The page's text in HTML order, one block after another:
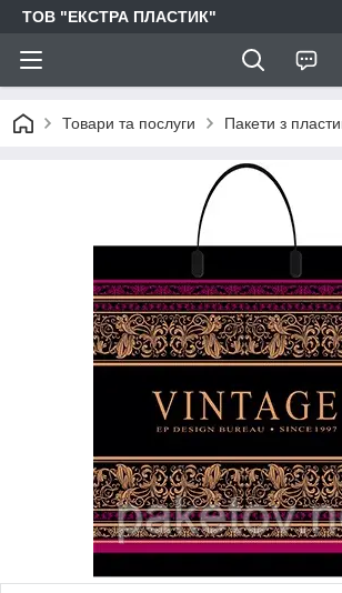
ТОВ "ЕКСТРА ПЛАСТИК"
Товари та послуги Пакети з